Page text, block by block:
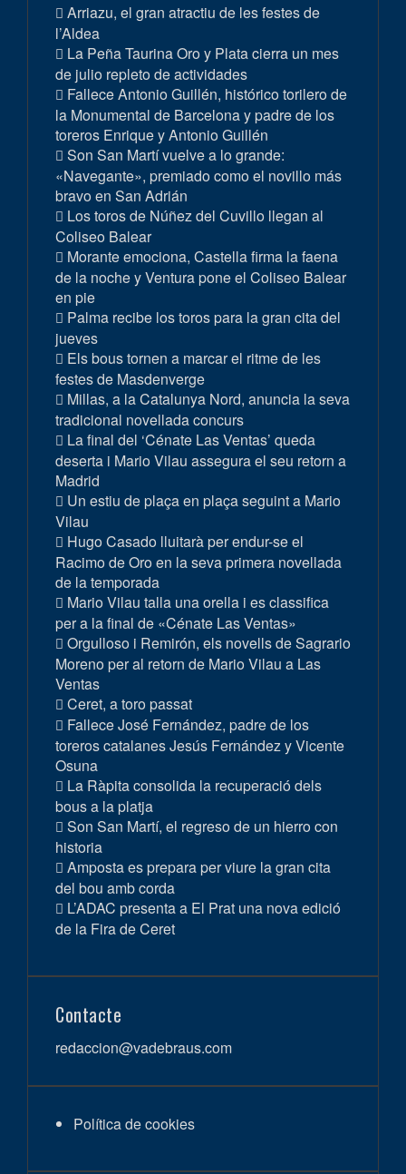
Arriazu, el gran atractiu de les festes de
l’Aldea
La Peña Taurina Oro y Plata cierra un mes
de julio repleto de actividades
Fallece Antonio Guillén, histórico torilero de
la Monumental de Barcelona y padre de los
toreros Enrique y Antonio Guillén
Son San Martí vuelve a lo grande:
«Navegante», premiado como el novillo más
bravo en San Adrián
Los toros de Núñez del Cuvillo llegan al
Coliseo Balear
Morante emociona, Castella firma la faena
de la noche y Ventura pone el Coliseo Balear
en pie
Palma recibe los toros para la gran cita del
jueves
Els bous tornen a marcar el ritme de les
festes de Masdenverge
Millas, a la Catalunya Nord, anuncia la seva
tradicional novellada concurs
La final del ‘Cénate Las Ventas’ queda
deserta i Mario Vilau assegura el seu retorn a
Madrid
Un estiu de plaça en plaça seguint a Mario
Vilau
Hugo Casado lluitarà per endur-se el
Racimo de Oro en la seva primera novellada
de la temporada
Mario Vilau talla una orella i es classifica
per a la final de «Cénate Las Ventas»
Orgulloso i Remirón, els novells de Sagrario
Moreno per al retorn de Mario Vilau a Las
Ventas
Ceret, a toro passat
Fallece José Fernández, padre de los
toreros catalanes Jesús Fernández y Vicente
Osuna
La Ràpita consolida la recuperació dels
bous a la platja
Son San Martí, el regreso de un hierro con
historia
Amposta es prepara per viure la gran cita
del bou amb corda
L’ADAC presenta a El Prat una nova edició
de la Fira de Ceret
Contacte
redaccion@vadebraus.com
Política de cookies